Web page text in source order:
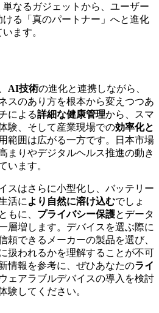
なるガジェットから、ユーザー
る「真のパートナー」へと進化
ます。
AI技術の進化と連携しながら、
スのあり方を根本から変えつつあ
による詳細な健康管理から、スマ
験、そして産業現場での効率化と
範囲は広がる一方です。日本市場
まりやデジタルヘルス推進の動き
います。
スはさらに小型化し、バッテリー
活に より自然に溶け込むでしょ
もに、 プライバシー保護とデータ
層増します。デバイスを選ぶ際に
頼できるメーカーの製品を選び、
扱われるかを理解することが不可
情報を参考に、ぜひあなたのライ
ェアラブルデバイスの導入を検討
験してください。